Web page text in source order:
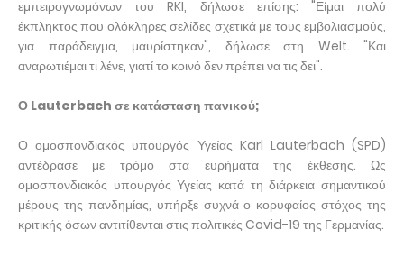
εμπειρογνωμόνων του RKI, δήλωσε επίσης: "Είμαι πολύ
έκπληκτος που ολόκληρες σελίδες σχετικά με τους εμβολιασμούς,
για παράδειγμα, μαυρίστηκαν", δήλωσε στη Welt. "Και
αναρωτιέμαι τι λένε, γιατί το κοινό δεν πρέπει να τις δει".
Ο Lauterbach σε κατάσταση πανικού;
Ο ομοσπονδιακός υπουργός Υγείας Karl Lauterbach (SPD)
αντέδρασε με τρόμο στα ευρήματα της έκθεσης. Ως
ομοσπονδιακός υπουργός Υγείας κατά τη διάρκεια σημαντικού
μέρους της πανδημίας, υπήρξε συχνά ο κορυφαίος στόχος της
κριτικής όσων αντιτίθενται στις πολιτικές Covid-19 της Γερμανίας.